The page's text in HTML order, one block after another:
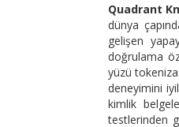
Quadrant
dünya
gelişen
doğrulama
yüzü
deneyimini
kimlik
testlerinden